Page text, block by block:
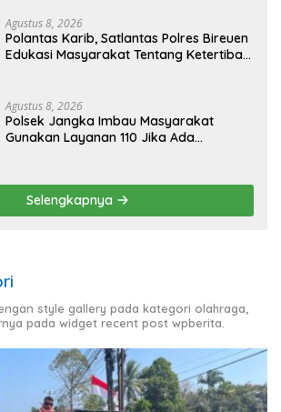
Agustus 8, 2026
Polantas Karib, Satlantas Polres Bireuen
Edukasi Masyarakat Tentang Ketertiban
Agustus 8, 2026
Polsek Jangka Imbau Masyarakat
Gunakan Layanan 110 Jika Ada
Selengkapnya
style gallery pada kategori olahraga,
pada widget recent post wpberita.